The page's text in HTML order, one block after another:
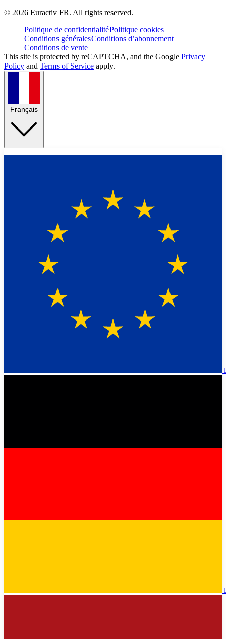
© 2026 Euractiv FR. All rights reserved.
Politique de confidentialitéPolitique cookies
Conditions généralesConditions d’abonnement
Conditions de vente
This site is protected by reCAPTCHA, and the Google Privacy
Policy and Terms of Service apply.
Français